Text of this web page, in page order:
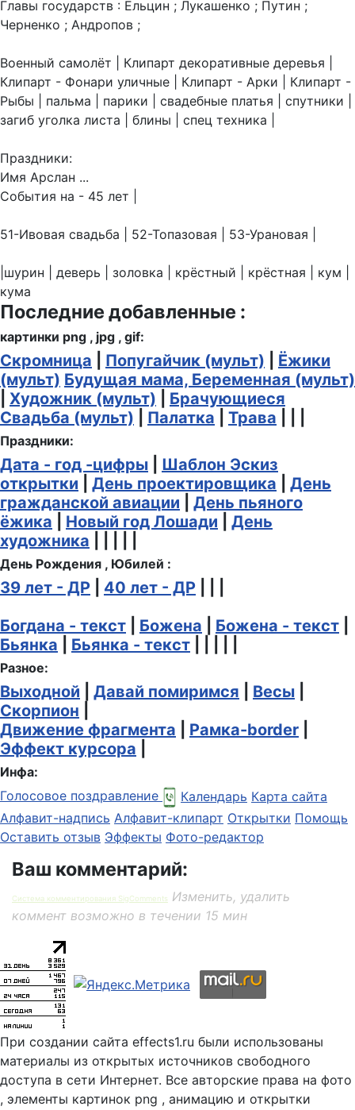
Главы государств : Ельцин ; Лукашенко ; Путин ;
Черненко ; Андропов ;
Военный самолёт | Клипарт декоративные деревья |
Клипарт - Фонари уличные | Клипарт - Арки | Клипарт -
Рыбы | пальма | парики | свадебные платья | спутники |
загиб уголка листа | блины | спец техника |
Праздники:
Имя Арслан ...
События на - 45 лет |
51-Ивовая свадьба | 52-Топазовая | 53-Урановая |
|шурин | деверь | золовка | крёстный | крёстная | кум |
кума
Последние добавленные :
картинки png , jpg , gif:
Скромница Попугайчик (мульт)
Ёжики
(мульт) Будущая мама, Беременная (мульт)
Художник (мульт)
Брачующиеся
Свадьба (мульт)
Палатка Трава
Праздники:
Дата - год -цифры
Шаблон Эскиз
открытки
День проектировщика
День
гражданской авиации
День пьяного
ёжика
Новый год Лошади
День
художника
День Рождения , Юбилей :
39 лет - ДР 40 лет - ДР
Богдана - текст
Божена Божена - текст
Бьянка
Бьянка - текст
Разное:
Выходной Давай помиримся Весы
Скорпион
Движение фрагмента
Рамка-border
Эффект курсора
Инфа:
Голосовое поздравление
Календарь Карта сайта
Алфавит-надпись Алфавит-клипарт Открытки Помощь
Оставить отзыв Эффекты Фото-редактор
Ваш комментарий:
Система комментирования SigComments
Изменить, удалить
коммент возможно в течении 15 мин
При создании сайта effects1.ru были использованы
материалы из открытых источников свободного
доступа в сети Интернет. Все авторские права на фото
, элементы картинок png , анимацию и открытки